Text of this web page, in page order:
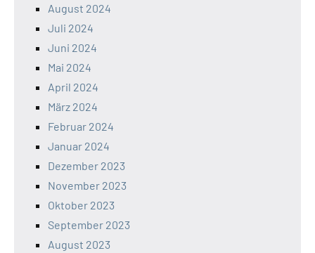
August 2024
Juli 2024
Juni 2024
Mai 2024
April 2024
März 2024
Februar 2024
Januar 2024
Dezember 2023
November 2023
Oktober 2023
September 2023
August 2023